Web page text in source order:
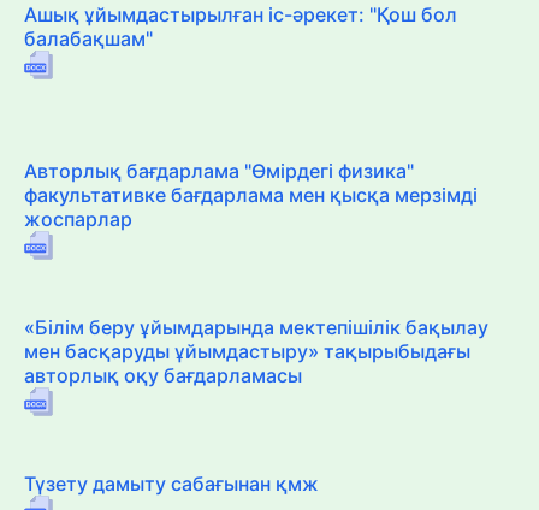
Ашық ұйымдастырылған іс-әрекет: "Қош бол
балабақшам"
Авторлық бағдарлама "Өмірдегі физика"
факультативке бағдарлама мен қысқа мерзімді
жоспарлар
«Білім беру ұйымдарында мектепішілік бақылау
мен басқаруды ұйымдастыру» тақырыбыдағы
авторлық оқу бағдарламасы
Түзету дамыту сабағынан қмж